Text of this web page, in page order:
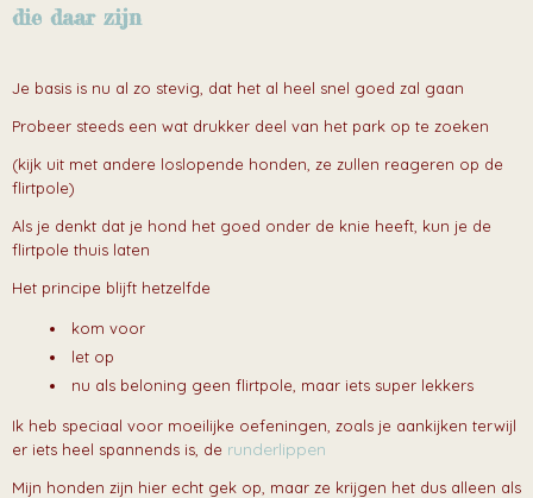
die daar zijn
Je basis is nu al zo stevig, dat het al heel snel goed zal gaan
Probeer steeds een wat drukker deel van het park op te zoeken
(kijk uit met andere loslopende honden, ze zullen reageren op de
flirtpole)
Als je denkt dat je hond het goed onder de knie heeft, kun je de
flirtpole thuis laten
Het principe blijft hetzelfde
kom voor
let op
nu als beloning geen flirtpole, maar iets super lekkers
Ik heb speciaal voor moeilijke oefeningen, zoals je aankijken terwijl
er iets heel spannends is, de runderlippen
Mijn honden zijn hier echt gek op, maar ze krijgen het dus alleen als